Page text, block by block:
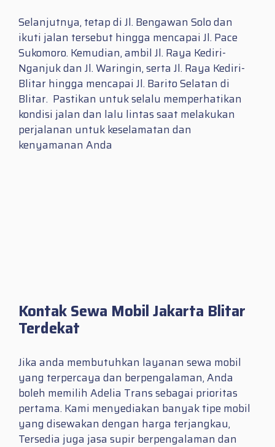
Selanjutnya, tetap di Jl. Bengawan Solo dan
ikuti jalan tersebut hingga mencapai Jl. Pace
Sukomoro. Kemudian, ambil Jl. Raya Kediri-
Nganjuk dan Jl. Waringin, serta Jl. Raya Kediri-
Blitar hingga mencapai Jl. Barito Selatan di
Blitar. Pastikan untuk selalu memperhatikan
kondisi jalan dan lalu lintas saat melakukan
perjalanan untuk keselamatan dan
kenyamanan Anda
Kontak Sewa Mobil Jakarta Blitar
Terdekat
Jika anda membutuhkan layanan sewa mobil
yang terpercaya dan berpengalaman, Anda
boleh memilih Adelia Trans sebagai prioritas
pertama. Kami menyediakan banyak tipe mobil
yang disewakan dengan harga terjangkau,
Tersedia juga jasa supir berpengalaman dan